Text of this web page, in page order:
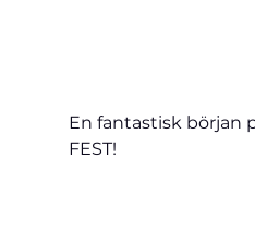
En fantastisk början
FEST!